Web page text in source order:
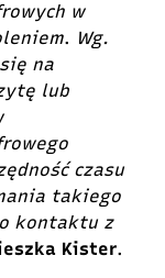
w
. Wg.
na
lub
czasu
takiego
kontaktu z
Kister.